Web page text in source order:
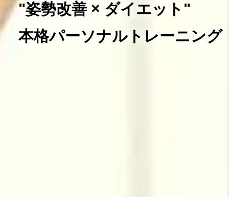
"姿勢改善 × ダイエット"
本格パーソナルトレーニング